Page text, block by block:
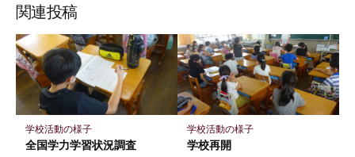
ェ
ア
ッ
ク
マ
ー
ク
に
保
ア
ア
関連投稿
学校活動の様子
全国学力学習状況調査
学校活動の様子
学校再開